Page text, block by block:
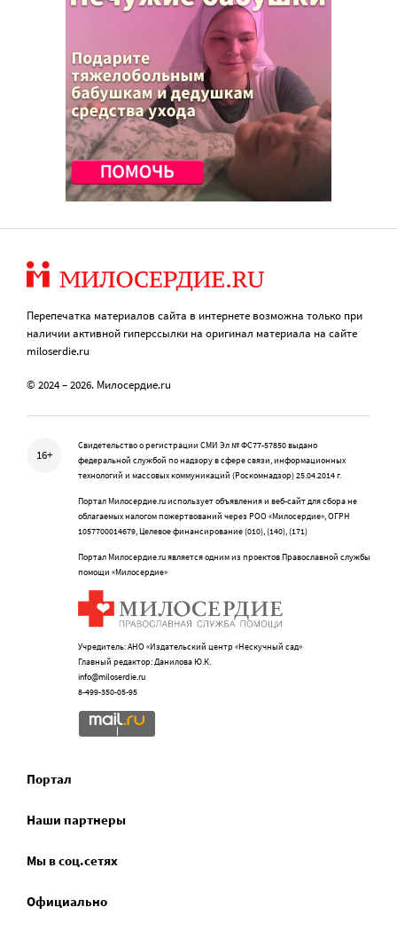
Перепечатка материалов сайта в интернете возможна только при
наличии активной гиперссылки на оригинал материала на сайте
miloserdie.ru
© 2024 – 2026. Милосердие.ru
16+
Свидетельство о регистрации СМИ Эл № ФС77-57850 выдано
федеральной службой по надзору в сфере связи, информационных
технологий и массовых коммуникаций (Роскомнадзор) 25.04.2014 г.
Портал Милосердие.ru использует объявления и веб-сайт для сбора не
облагаемых налогом пожертвований через РОО «Милосердие», ОГРН
1057700014679, Целевое финансирование (010), (140), (171)
Портал Милосердие.ru является одним из проектов Православной службы
помощи «Милосердие»
Учредитель: АНО «Издательский центр «Нескучный сад»
Главный редактор: Данилова Ю.К.
info@miloserdie.ru
8-499-350-05-95
Портал
Наши партнеры
Мы в соц.сетях
Официально